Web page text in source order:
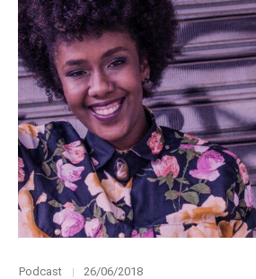
Category
Podcast
Posted
26/06/2018